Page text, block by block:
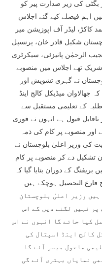
بگٹی کی زیر صدارت پیر کو
اہم فیصلے کیے گئے اجلاس
لیڈر آف اپوزیشن میر
شکیل قادر خان، پرنسپل
الرحمٰن پانیزئی، سیکرٹری
تھے اجلاس میں منصوبے
نے گہری تشویش اور
جھالاوان میڈیکل کالج اینڈ
کے تعلیمی مستقبل سے
قبول ہے انہوں نے فوری
اور منصوبے پر کام کی ذمہ
کی وزیر اعلیٰ بلوچستان نے
دے کر منصوبے پر کام
کے دوران بتایا گیا کہ
فارغ التحصیل ہوچکے ہیں
ہیں وزیر اعلیٰ بلوچستان
نہیں لگنے دیں گے اس
کیا جائے گا انہوں نے اس
کالج اینڈ اسپتال کی
ماحول میسر آئے گا
نمایاں بہتری آئے گی